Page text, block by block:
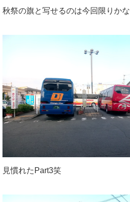
秋祭の旗と写せるのは今回限りかな
見慣れたPart3笑